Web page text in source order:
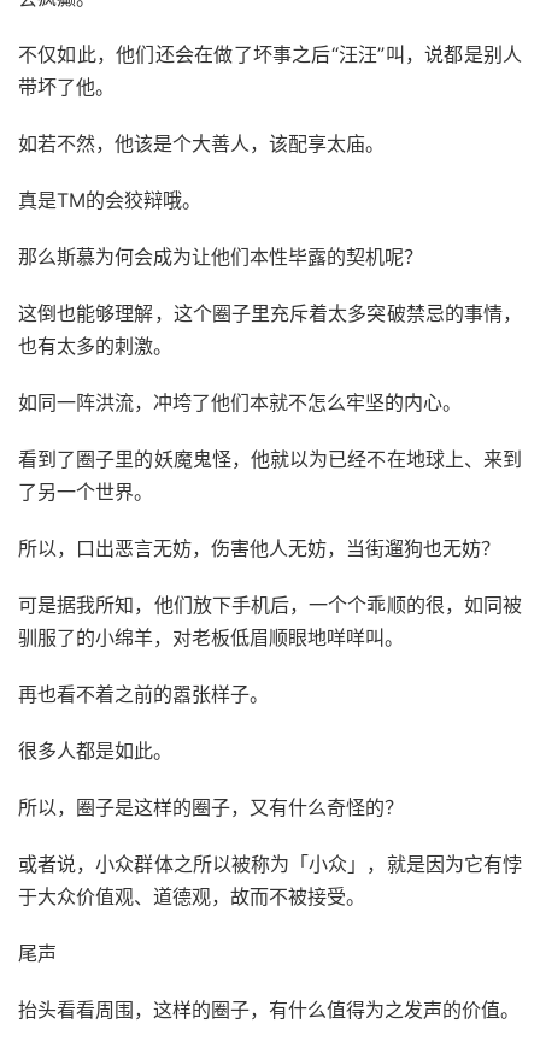
不仅如此，他们还会在做了坏事之后“汪汪”叫，说都是别人
带坏了他。
如若不然，他该是个大善人，该配享太庙。
真是TM的会狡辩哦。
那么斯慕为何会成为让他们本性毕露的契机呢？
这倒也能够理解，这个圈子里充斥着太多突破禁忌的事情，
也有太多的刺激。
如同一阵洪流，冲垮了他们本就不怎么牢坚的内心。
看到了圈子里的妖魔鬼怪，他就以为已经不在地球上、来到
了另一个世界。
所以，口出恶言无妨，伤害他人无妨，当街遛狗也无妨？
可是据我所知，他们放下手机后，一个个乖顺的很，如同被
驯服了的小绵羊，对老板低眉顺眼地咩咩叫。
再也看不着之前的嚣张样子。
很多人都是如此。
所以，圈子是这样的圈子，又有什么奇怪的？
或者说，小众群体之所以被称为「小众」，就是因为它有悖
于大众价值观、道德观，故而不被接受。
尾声
抬头看看周围，这样的圈子，有什么值得为之发声的价值。